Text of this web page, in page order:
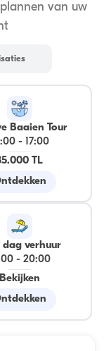
van uw
Baaien Tour
-
17:00
TL
dag verhuur
-20:00
Bekijken